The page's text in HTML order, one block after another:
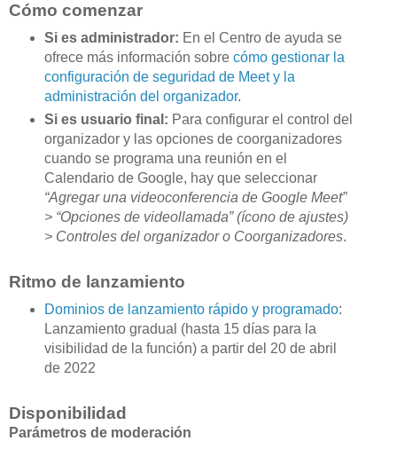
Cómo comenzar
Si es administrador: En el Centro de ayuda se
ofrece más información sobre cómo gestionar la
configuración de seguridad de Meet y la
administración del organizador.
Si es usuario final: Para configurar el control del
organizador y las opciones de coorganizadores
cuando se programa una reunión en el
Calendario de Google, hay que seleccionar
“Agregar una videoconferencia de Google Meet”
> “Opciones de videollamada” (ícono de ajustes)
> Controles del organizador o Coorganizadores.
Ritmo de lanzamiento
Dominios de lanzamiento rápido y programado:
Lanzamiento gradual (hasta 15 días para la
visibilidad de la función) a partir del 20 de abril
de 2022
Disponibilidad
Parámetros de moderación